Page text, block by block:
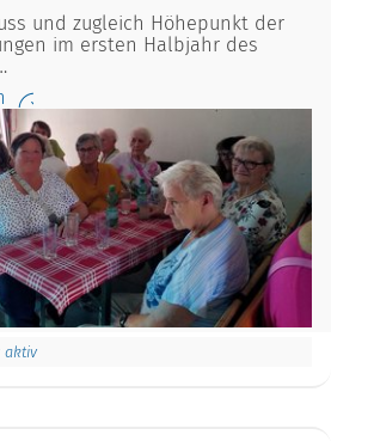
und zugleich Höhepunkt der
im ersten Halbjahr des
aktiv